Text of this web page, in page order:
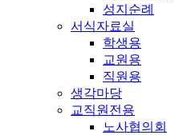
성지순례
서식자료실
학생용
교원용
직원용
생각마당
교직원전용
노사협의회